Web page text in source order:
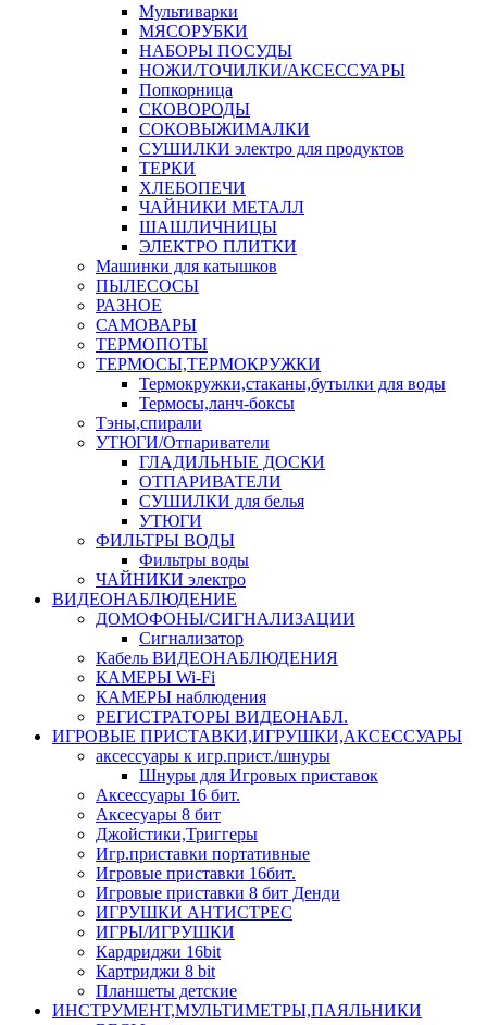
Мультиварки
МЯСОРУБКИ
НАБОРЫ ПОСУДЫ
НОЖИ/ТОЧИЛКИ/АКСЕССУАРЫ
Попкорница
СКОВОРОДЫ
СОКОВЫЖИМАЛКИ
СУШИЛКИ электро для продуктов
ТЕРКИ
ХЛЕБОПЕЧИ
ЧАЙНИКИ МЕТАЛЛ
ШАШЛИЧНИЦЫ
ЭЛЕКТРО ПЛИТКИ
Машинки для катышков
ПЫЛЕСОСЫ
РАЗНОЕ
САМОВАРЫ
ТЕРМОПОТЫ
ТЕРМОСЫ,ТЕРМОКРУЖКИ
Термокружки,стаканы,бутылки для воды
Термосы,ланч-боксы
Тэны,спирали
УТЮГИ/Отпариватели
ГЛАДИЛЬНЫЕ ДОСКИ
ОТПАРИВАТЕЛИ
СУШИЛКИ для белья
УТЮГИ
ФИЛЬТРЫ ВОДЫ
Фильтры воды
ЧАЙНИКИ электро
ВИДЕОНАБЛЮДЕНИЕ
ДОМОФОНЫ/СИГНАЛИЗАЦИИ
Сигнализатор
Кабель ВИДЕОНАБЛЮДЕНИЯ
КАМЕРЫ Wi-Fi
КАМЕРЫ наблюдения
РЕГИСТРАТОРЫ ВИДЕОНАБЛ.
ИГРОВЫЕ ПРИСТАВКИ,ИГРУШКИ,АКСЕССУАРЫ
аксесcуары к игр.прист./шнуры
Шнуры для Игровых приставок
Аксессуары 16 бит.
Аксесуары 8 бит
Джойстики,Триггеры
Игр.приставки портативные
Игровые приставки 16бит.
Игровые приставки 8 бит Денди
ИГРУШКИ АНТИСТРЕС
ИГРЫ/ИГРУШКИ
Кардриджи 16bit
Картриджи 8 bit
Планшеты детские
ИНСТРУМЕНТ,МУЛЬТИМЕТРЫ,ПАЯЛЬНИКИ